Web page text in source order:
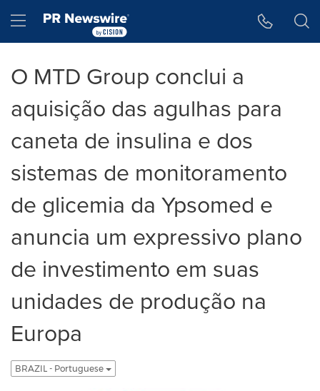
Hamburger menu
O MTD Group conclui a
aquisição das agulhas para
caneta de insulina e dos
sistemas de monitoramento
de glicemia da Ypsomed e
anuncia um expressivo plano
de investimento em suas
unidades de produção na
Europa
BRAZIL - Portuguese